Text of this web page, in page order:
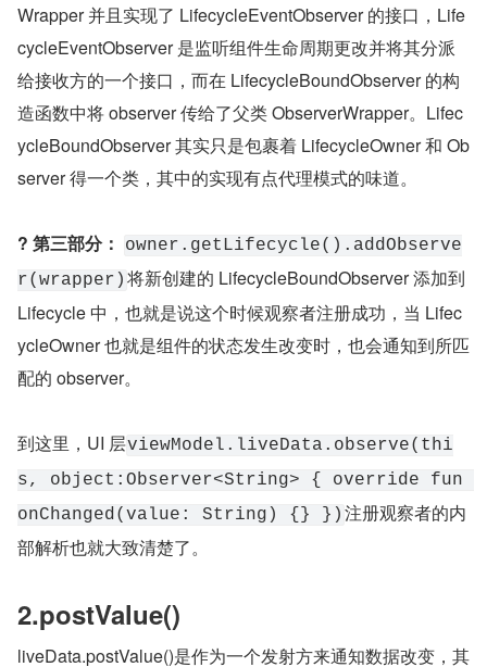
Wrapper 并且实现了 LifecycleEventObserver 的接口，Life
cycleEventObserver 是监听组件生命周期更改并将其分派
给接收方的一个接口，而在 LifecycleBoundObserver 的构
造函数中将 observer 传给了父类 ObserverWrapper。Lifec
ycleBoundObserver 其实只是包裹着 LifecycleOwner 和 Ob
server 得一个类，其中的实现有点代理模式的味道。
? 第三部分：
owner.getLifecycle().addObserve
r(wrapper) 将新创建的 LifecycleBoundObserver 添加到
Lifecycle 中，也就是说这个时候观察者注册成功，当 Lifec
ycleOwner 也就是组件的状态发生改变时，也会通知到所匹
配的 observer。
到这里，UI 层viewModel.liveData.observe(thi
s, object:Observer<String> { override fun
onChanged(value: String) {} }) 注册观察者的内
部解析也就大致清楚了。
2.postValue()
liveData.postValue()是作为一个发射方来通知数据改变，其